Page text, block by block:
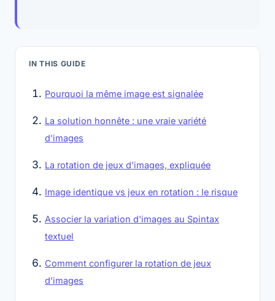
IN THIS GUIDE
Pourquoi la même image est signalée
La solution honnête : une vraie variété
d'images
La rotation de jeux d'images, expliquée
Image identique vs jeux en rotation : le risque
Associer la variation d'images au Spintax
textuel
Comment configurer la rotation de jeux
d'images